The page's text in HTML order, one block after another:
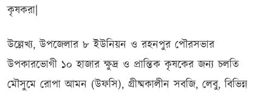
কৃষকরা|
উল্লেখ্য, উপজেলার ৮ ইউনিয়ন ও রহনপুর পৌরসভার
উপকারভোগী ১০ হাজার ক্ষুদ্র ও প্রান্তিক কৃষকের জন্য চলতি
মৌসুমে রোপা আমন (উফসি), গ্রীষ্মকালীন সবজি, লেবু, বিভিন্ন